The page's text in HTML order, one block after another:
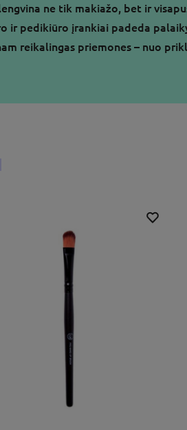
ne tik makiažo, bet ir
ir pedikiūro įrankiai padeda
reikalingas priemones – nuo